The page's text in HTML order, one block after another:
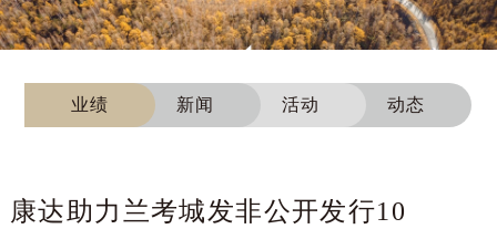
业绩 新闻 活动 动态
康达助力兰考城发非公开发行10